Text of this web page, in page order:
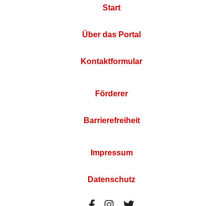
Start
Über das Portal
Kontaktformular
Förderer
Barrierefreiheit
Impressum
Datenschutz